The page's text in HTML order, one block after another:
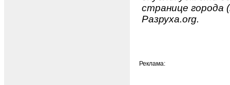
странице города
Разруха.org.
Реклама: